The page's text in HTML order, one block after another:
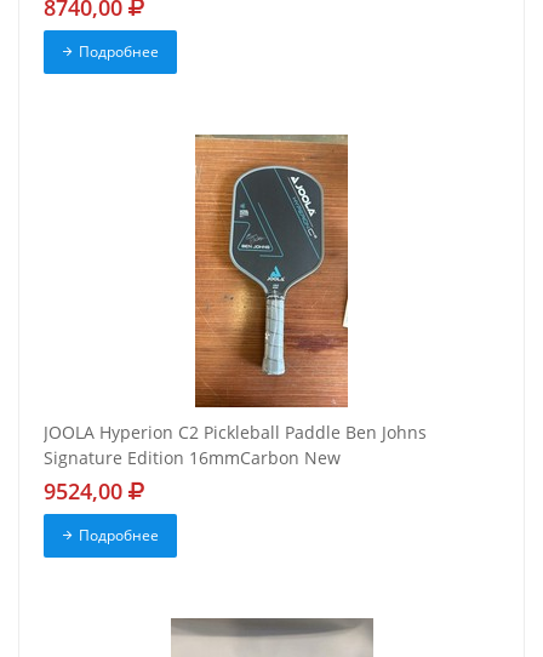
8740,00
Подробнее
JOOLA Hyperion C2 Pickleball Paddle Ben Johns
Signature Edition 16mmCarbon New
9524,00
Подробнее